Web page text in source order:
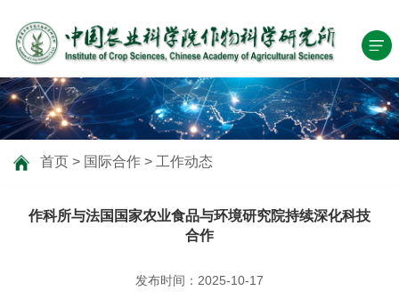
首页 > 国际合作 > 工作动态
作科所与法国国家农业食品与环境研究院持续深化科技
合作
发布时间：2025-10-17